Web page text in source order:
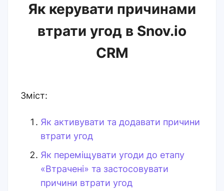
Як керувати причинами
втрати угод в Snov.io
CRM
Зміст:
Як активувати та додавати причини
втрати угод
Як переміщувати угоди до етапу
«Втрачені» та застосовувати
причини втрати угод